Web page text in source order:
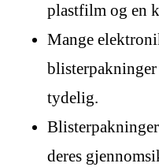
plastfilm og en
Mange
tydelig.
deres